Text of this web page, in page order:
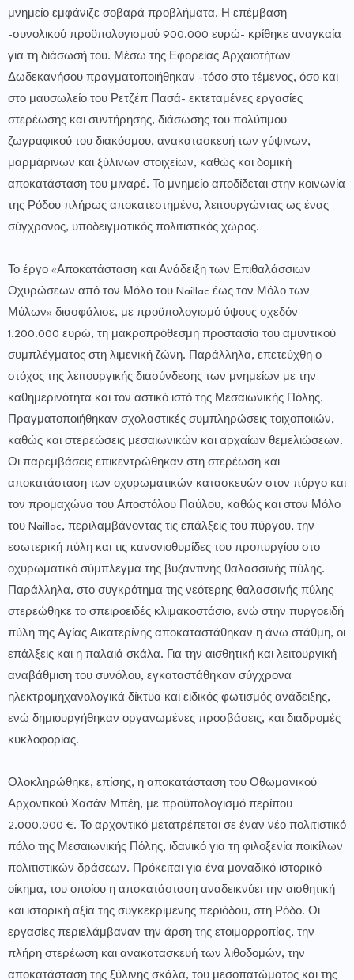
μνημείο εμφάνιζε σοβαρά προβλήματα. Η επέμβαση
-συνολικού προϋπολογισμού 900.000 ευρώ- κρίθηκε αναγκαία
για τη διάσωσή του. Μέσω της Εφορείας Αρχαιοτήτων
Δωδεκανήσου πραγματοποιήθηκαν -τόσο στο τέμενος, όσο και
στο μαυσωλείο του Ρετζέπ Πασά- εκτεταμένες εργασίες
στερέωσης και συντήρησης, διάσωσης του πολύτιμου
ζωγραφικού του διακόσμου, ανακατασκευή των γύψινων,
μαρμάρινων και ξύλινων στοιχείων, καθώς και δομική
αποκατάσταση του μιναρέ. Το μνημείο αποδίδεται στην κοινωνία
της Ρόδου πλήρως αποκατεστημένο, λειτουργώντας ως ένας
σύγχρονος, υποδειγματικός πολιτιστικός χώρος.
Το έργο «Αποκατάσταση και Ανάδειξη των Επιθαλάσσιων
Οχυρώσεων από τον Μόλο του Naillac έως τον Μόλο των
Μύλων» διασφάλισε, με προϋπολογισμό ύψους σχεδόν
1.200.000 ευρώ, τη μακροπρόθεσμη προστασία του αμυντικού
συμπλέγματος στη λιμενική ζώνη. Παράλληλα, επετεύχθη ο
στόχος της λειτουργικής διασύνδεσης των μνημείων με την
καθημερινότητα και τον αστικό ιστό της Μεσαιωνικής Πόλης.
Πραγματοποιήθηκαν σχολαστικές συμπληρώσεις τοιχοποιιών,
καθώς και στερεώσεις μεσαιωνικών και αρχαίων θεμελιώσεων.
Οι παρεμβάσεις επικεντρώθηκαν στη στερέωση και
αποκατάσταση των οχυρωματικών κατασκευών στον πύργο και
τον προμαχώνα του Αποστόλου Παύλου, καθώς και στον Μόλο
του Naillac, περιλαμβάνοντας τις επάλξεις του πύργου, την
εσωτερική πύλη και τις κανονιοθυρίδες του προπυργίου στο
οχυρωματικό σύμπλεγμα της βυζαντινής θαλασσινής πύλης.
Παράλληλα, στο συγκρότημα της νεότερης θαλασσινής πύλης
στερεώθηκε το σπειροειδές κλιμακοστάσιο, ενώ στην πυργοειδή
πύλη της Αγίας Αικατερίνης αποκαταστάθηκαν η άνω στάθμη, οι
επάλξεις και η παλαιά σκάλα. Για την αισθητική και λειτουργική
αναβάθμιση του συνόλου, εγκαταστάθηκαν σύγχρονα
ηλεκτρομηχανολογικά δίκτυα και ειδικός φωτισμός ανάδειξης,
ενώ δημιουργήθηκαν οργανωμένες προσβάσεις, και διαδρομές
κυκλοφορίας.
Ολοκληρώθηκε, επίσης, η αποκατάσταση του Οθωμανικού
Αρχοντικού Χασάν Μπέη, με προϋπολογισμό περίπου
2.000.000 €. Το αρχοντικό μετατρέπεται σε έναν νέο πολιτιστικό
πόλο της Μεσαιωνικής Πόλης, ιδανικό για τη φιλοξενία ποικίλων
πολιτιστικών δράσεων. Πρόκειται για ένα μοναδικό ιστορικό
οίκημα, του οποίου η αποκατάσταση αναδεικνύει την αισθητική
και ιστορική αξία της συγκεκριμένης περιόδου, στη Ρόδο. Οι
εργασίες περιελάμβαναν την άρση της ετοιμορροπίας, την
πλήρη στερέωση και ανακατασκευή των λιθοδομών, την
αποκατάσταση της ξύλινης σκάλα, του μεσοπατώματος και της